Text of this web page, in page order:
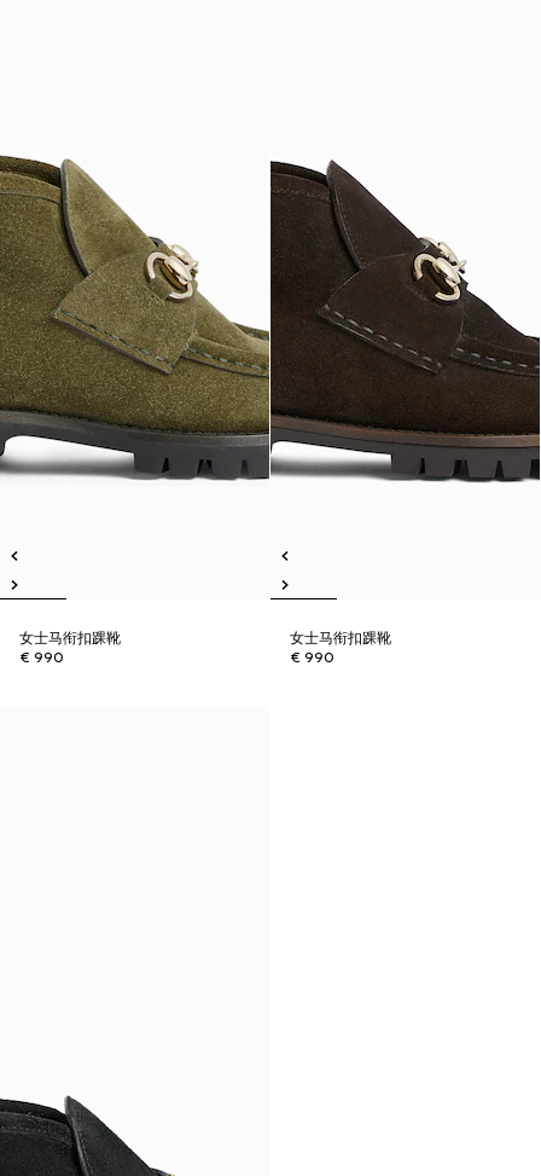
女士马衔扣踝靴
€ 990
女士马衔扣踝靴
€ 990